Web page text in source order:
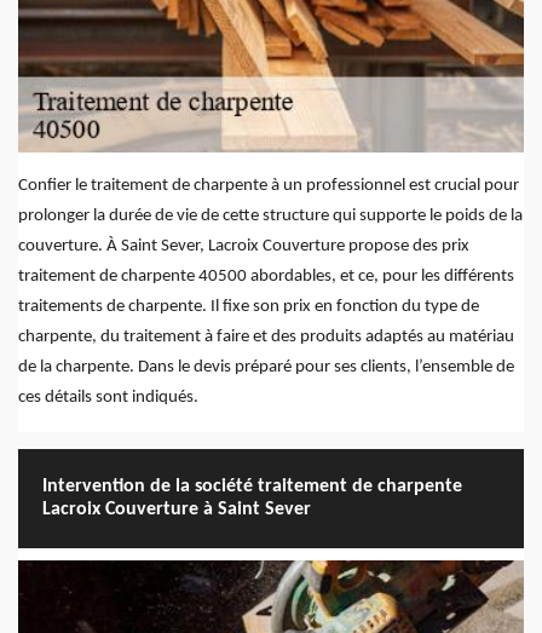
Confier le traitement de charpente à un professionnel est crucial pour
prolonger la durée de vie de cette structure qui supporte le poids de la
couverture. À Saint Sever, Lacroix Couverture propose des prix
traitement de charpente 40500 abordables, et ce, pour les différents
traitements de charpente. Il fixe son prix en fonction du type de
charpente, du traitement à faire et des produits adaptés au matériau
de la charpente. Dans le devis préparé pour ses clients, l’ensemble de
ces détails sont indiqués.
Intervention de la société traitement de charpente
Lacroix Couverture à Saint Sever